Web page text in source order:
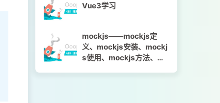
Vue3学习
mockjs——mockjs定
义、mockjs安装、mockj
s使用、mockjs方法、mo